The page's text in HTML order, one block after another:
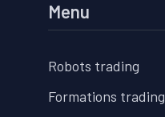
Menu
Robots trading
Formations trading